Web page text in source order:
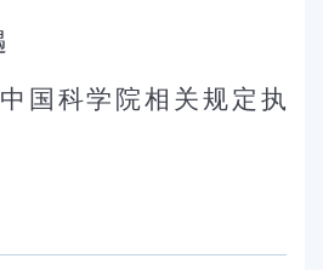
国科学院相关规定执